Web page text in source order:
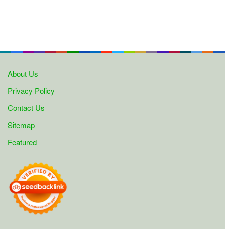
About Us
Privacy Policy
Contact Us
Sitemap
Featured